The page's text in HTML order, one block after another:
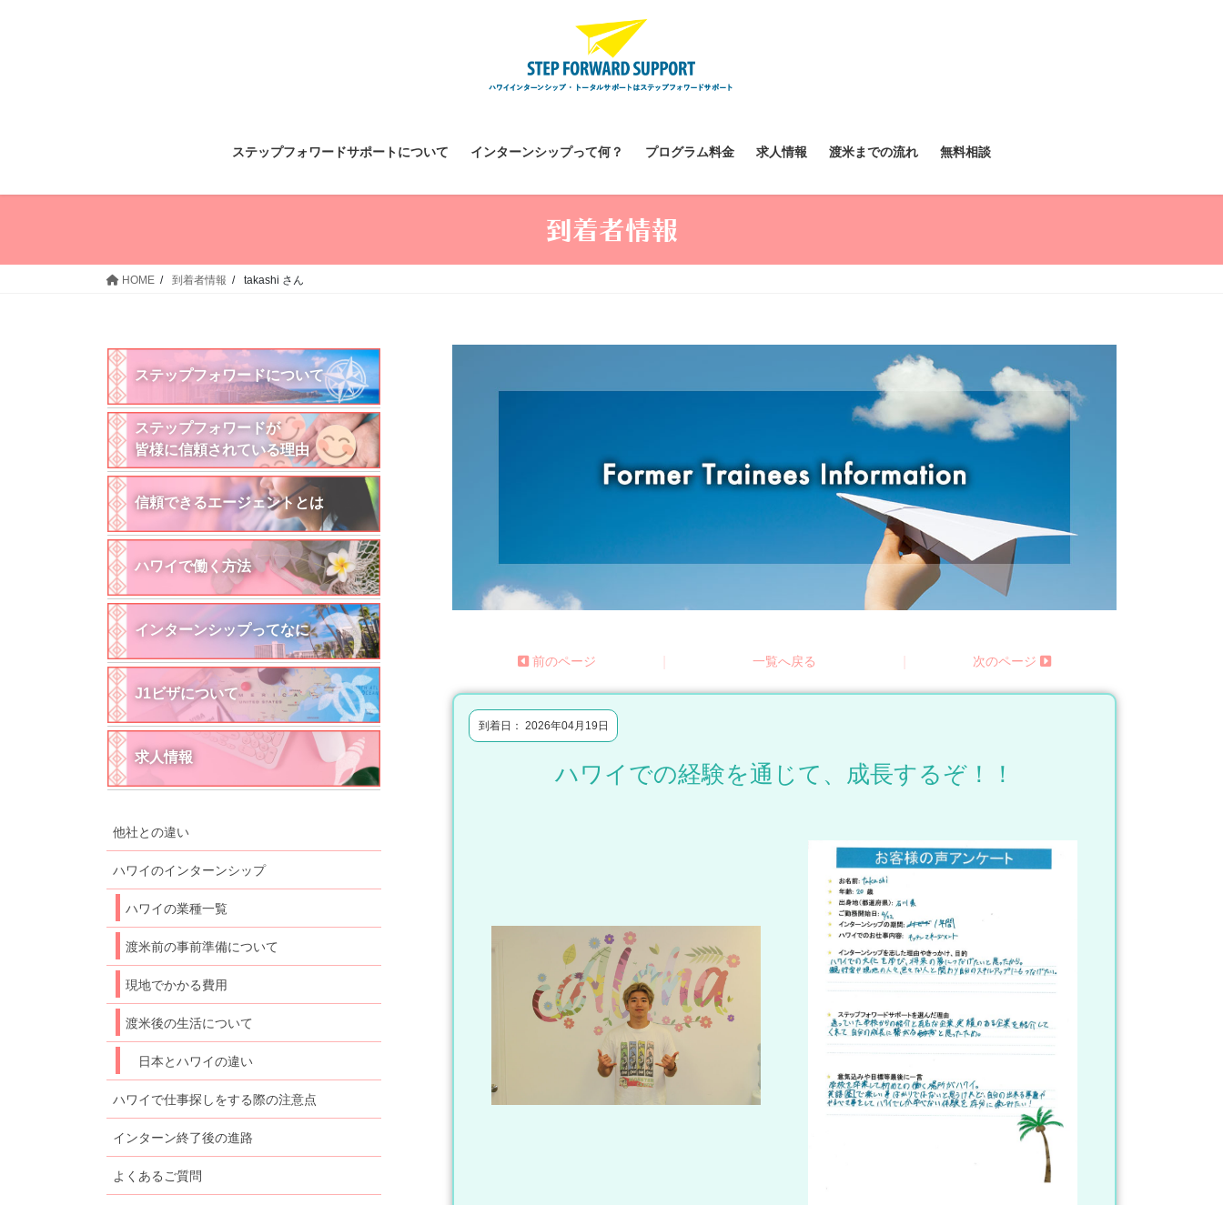
ステップフォワードサポートについて インターンシップって何？ プログラム料金 求人情報 渡米までの流れ 無料相談
到着者情報
HOME 到着者情報 takashi さん
前のページ 一覧へ戻る 次のページ
到着日： 2026年04月19日
ハワイでの経験を通じて、成長するぞ！！
ステップフォワードについて
ステップフォワードが
皆様に信頼されている理由
信頼できるエージェントとは
ハワイで働く方法
インターンシップってなに
J1ビザについて
求人情報
他社との違い
ハワイのインターンシップ
ハワイの業種一覧
渡米前の事前準備について
現地でかかる費用
渡米後の生活について
日本とハワイの違い
ハワイで仕事探しをする際の注意点
インターン終了後の進路
よくあるご質問